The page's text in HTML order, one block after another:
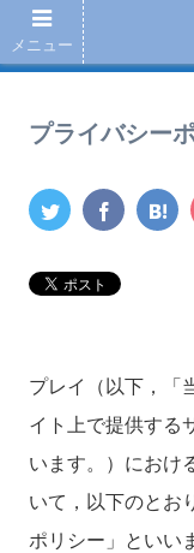
プライバシー
プレイ（以下，「
イト上で提供する
います。）におけ
いて，以下のとお
ポリシー」といい
メニュー